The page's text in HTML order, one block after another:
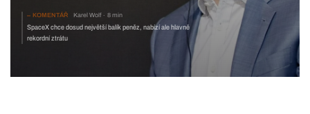
KOMENTÁŘ Karel Wolf 8 min
SpaceX chce dosud největší balík peněz, nabízí ale hlavně
rekordní ztrátu